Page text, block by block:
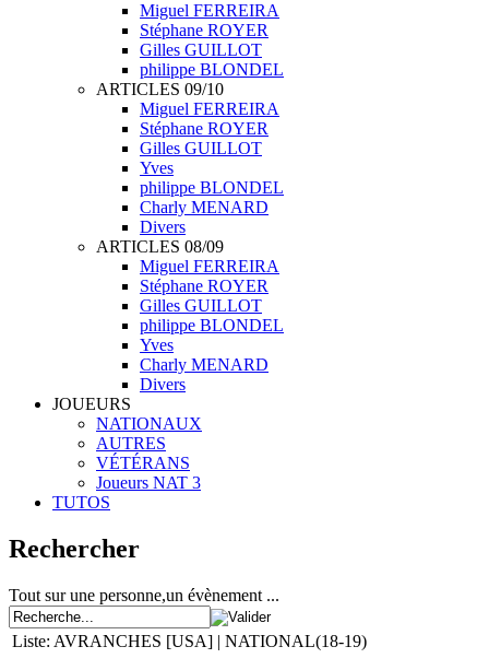
Miguel FERREIRA
Stéphane ROYER
Gilles GUILLOT
philippe BLONDEL
ARTICLES 09/10
Miguel FERREIRA
Stéphane ROYER
Gilles GUILLOT
Yves
philippe BLONDEL
Charly MENARD
Divers
ARTICLES 08/09
Miguel FERREIRA
Stéphane ROYER
Gilles GUILLOT
philippe BLONDEL
Yves
Charly MENARD
Divers
JOUEURS
NATIONAUX
AUTRES
VÉTÉRANS
Joueurs NAT 3
TUTOS
Rechercher
Tout sur une personne,un évènement ...
Liste: AVRANCHES [USA] | NATIONAL(18-19)